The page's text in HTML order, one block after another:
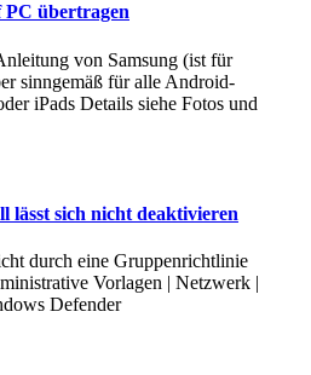
PC übertragen
von Samsung (ist für
sinngemäß für alle Android-
iPads Details siehe Fotos und
lässt sich nicht deaktivieren
durch eine Gruppenrichtlinie
Vorlagen | Netzwerk |
Defender